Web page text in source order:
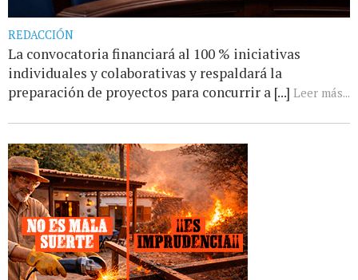
REDACCIÓN
La convocatoria financiará al 100 % iniciativas
individuales y colaborativas y respaldará la
preparación de proyectos para concurrir a [...] Leer más...